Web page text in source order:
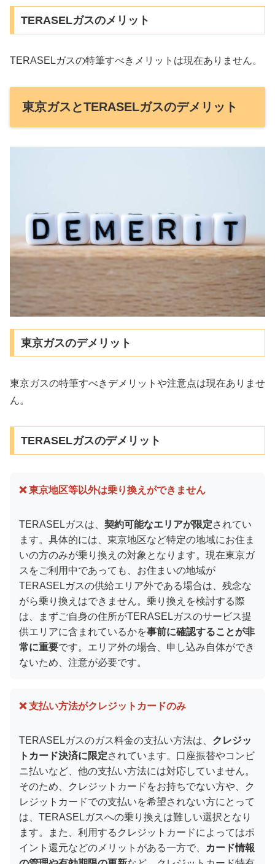
TERASELガスのメリット
TERASELガスの特筆すべきメリットは現在ありません。
東京ガスとTERASELガスのデメリット
東京ガスのデメリット
東京ガスの特筆すべきデメリットや注意点は現在ありませ
ん。
TERASELガスのデメリット
❌ 東京地区等以外は乗り換えができません
TERASELガスは、 契約可能なエリアが限定されてい
ます。具体的には、東京地区など特定の地域にお住ま
いの方のみが乗り換えの対象となります。現在東京ガ
スをご利用中であっても、お住まいの地域が
TERASELガスの供給エリア外である場合は、残念な
がら乗り換えはできません。乗り換えを検討する際
は、まずご自身の住所がTERASELガスのサービス提
供エリアに含まれているかを事前に確認することが非
常に重要です。エリア外の場合、申し込み自体ができ
ないため、注意が必要です。
❌ 支払い方法がクレジットカードのみ
TERASELガスのガス料金の支払い方法は、 クレジッ
トカード決済に限定されています。口座振替やコンビ
ニ払いなど、他の支払い方法には対応していません。
そのため、クレジットカードをお持ちでない方や、ク
レジットカードでの支払いを希望されない方にとって
は、TERASELガスへの乗り換えは難しい選択となり
ます。また、利用するクレジットカードによってはポ
イント還元などのメリットがある一方で、
カード情報